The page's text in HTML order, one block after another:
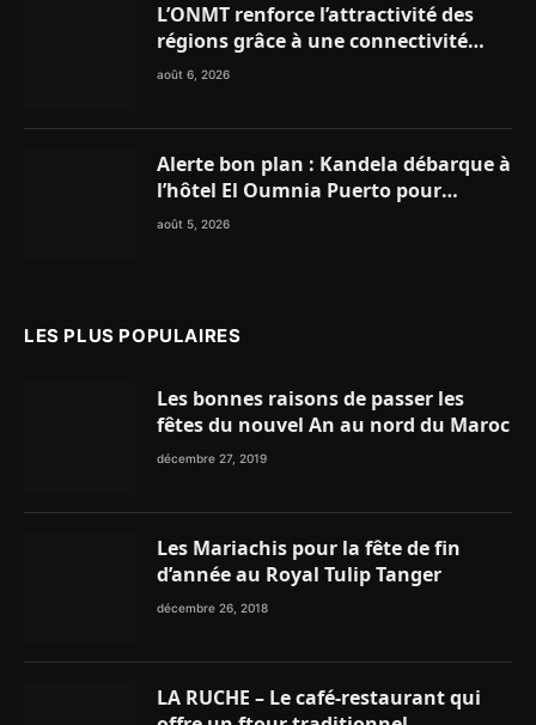
L’ONMT renforce l’attractivité des
régions grâce à une connectivité
aérienne historique de Ryanair
août 6, 2026
Alerte bon plan : Kandela débarque à
l’hôtel El Oumnia Puerto pour
enflammer le Chiringuito Malibu
août 5, 2026
LES PLUS POPULAIRES
Les bonnes raisons de passer les
fêtes du nouvel An au nord du Maroc
décembre 27, 2019
Les Mariachis pour la fête de fin
d’année au Royal Tulip Tanger
décembre 26, 2018
LA RUCHE – Le café-restaurant qui